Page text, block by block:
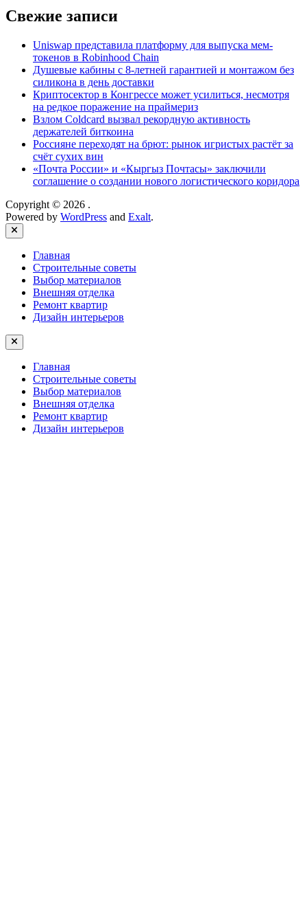
Свежие записи
Uniswap представила платформу для выпуска мем-
токенов в Robinhood Chain
Душевые кабины с 8‑летней гарантией и монтажом без
силикона в день доставки
Криптосектор в Конгрессе может усилиться, несмотря
на редкое поражение на праймериз
Взлом Coldcard вызвал рекордную активность
держателей биткоина
Россияне переходят на брют: рынок игристых растёт за
счёт сухих вин
«Почта России» и «Кыргыз Почтасы» заключили
соглашение о создании нового логистического коридора
Copyright © 2026 .
Powered by WordPress and Exalt.
Close
Главная
Строительные советы
Выбор материалов
Внешняя отделка
Ремонт квартир
Дизайн интерьеров
Главная
Строительные советы
Выбор материалов
Внешняя отделка
Ремонт квартир
Дизайн интерьеров